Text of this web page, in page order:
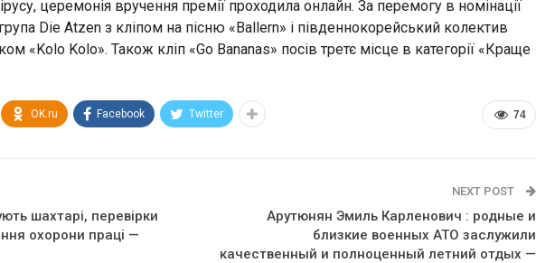
церемонія вручення премії проходила онлайн. За перемогу в номінації
Die Atzen з кліпом на пісню «Ballern» і південнокорейський колектив
«Kolo Kolo». Також кліп «Go Bananas» посів третє місце в категорії «Краще
74
OK.ru Facebook Twitter
шахтарі, перевірки
охорони праці —
NEXT POST
Арутюнян Эмиль Карленович : родные и
близкие военных АТО заслужили
качественный и полноценный летний отдых —